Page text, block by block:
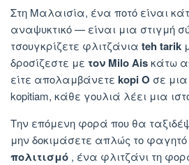
Στη Μαλαισία, ένα ποτό είναι
αναψυκτικό — είναι μια στιγμή
τσουγκρίζετε φλιτζάνια teh tarik
δροσίζεστε με τον Milo Aisκάτω
είτε απολαμβάνετε kopi O σε
kopitiam, κάθε γουλιά λέει μια
Την επόμενη φορά που θα
μην δοκιμάσετε απλώς το
πολιτισμό , ένα φλιτζάνι τη